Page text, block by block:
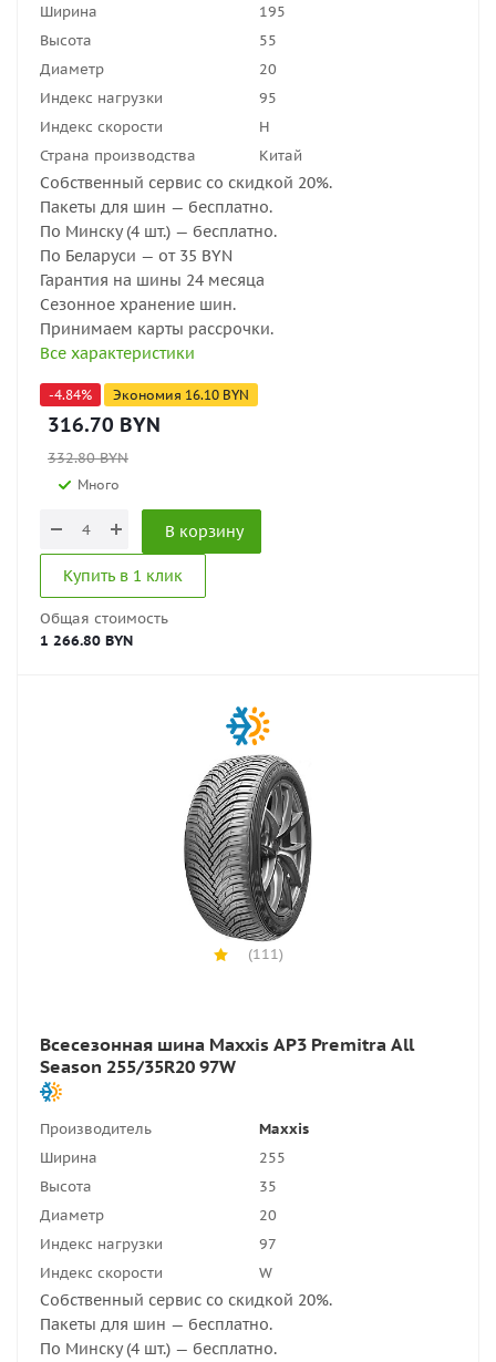
Ширина
195
Высота
55
Диаметр
20
Индекс нагрузки
95
Индекс скорости
H
Страна производства
Китай
Собственный сервис со скидкой 20%.
Пакеты для шин — бесплатно.
По Минску (4 шт.) — бесплатно.
По Беларуси — от 35 BYN
Гарантия на шины 24 месяца
Сезонное хранение шин.
Принимаем карты рассрочки.
Все характеристики
-4.84% Экономия 16.10 BYN
316.70 BYN
332.80BYN
Много
В корзину
Купить в 1 клик
Общая стоимость
1 266.80 BYN
(111)
Всесезонная шина Maxxis AP3 Premitra All
Season 255/35R20 97W
Производитель
Maxxis
Ширина
255
Высота
35
Диаметр
20
Индекс нагрузки
97
Индекс скорости
W
Собственный сервис со скидкой 20%.
Пакеты для шин — бесплатно.
По Минску (4 шт.) — бесплатно.